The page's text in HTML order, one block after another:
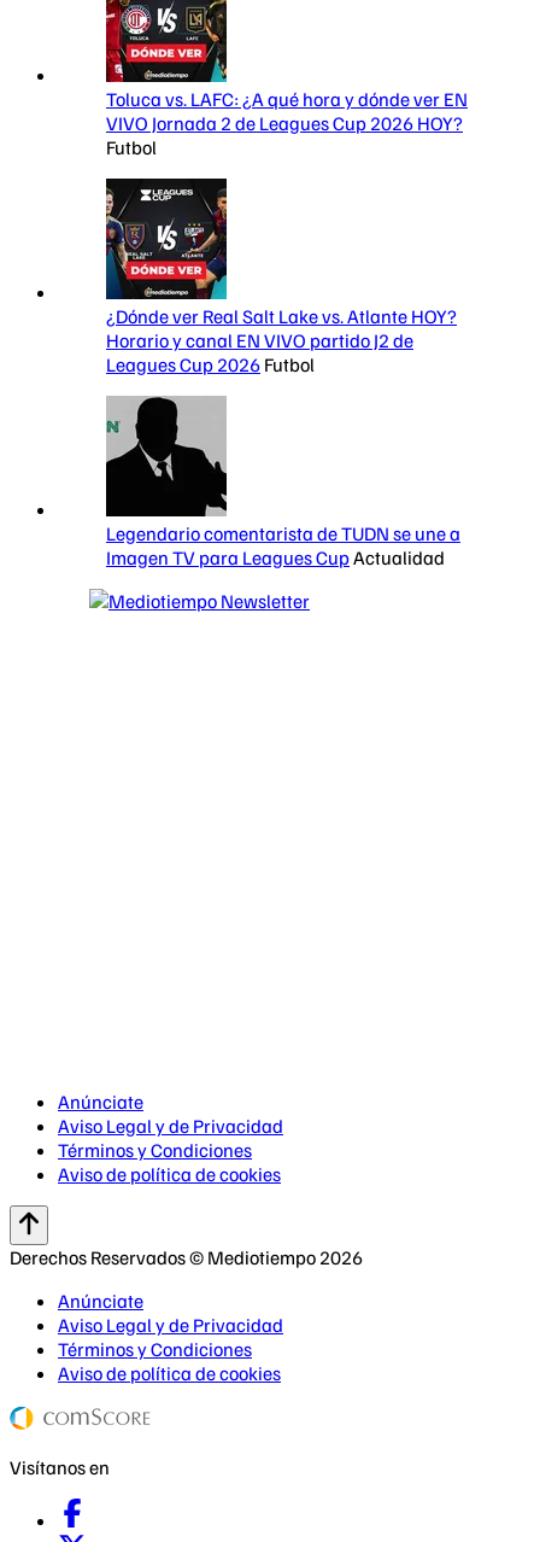
Toluca vs. LAFC: ¿A qué hora y dónde ver EN
VIVO Jornada 2 de Leagues Cup 2026 HOY?
Futbol
¿Dónde ver Real Salt Lake vs. Atlante HOY?
Horario y canal EN VIVO partido J2 de
Leagues Cup 2026 Futbol
Legendario comentarista de TUDN se une a
Imagen TV para Leagues CupActualidad
Anúnciate
Aviso Legal y de Privacidad
Términos y Condiciones
Aviso de política de cookies
Derechos Reservados © Mediotiempo 2026
Anúnciate
Aviso Legal y de Privacidad
Términos y Condiciones
Aviso de política de cookies
Visítanos en